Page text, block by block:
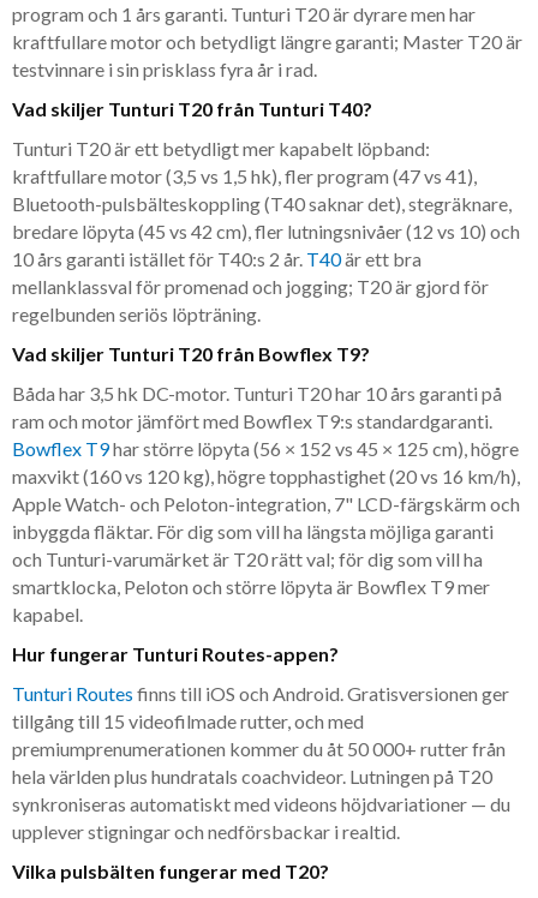
program och 1 års garanti. Tunturi T20 är dyrare men har
kraftfullare motor och betydligt längre garanti; Master T20 är
testvinnare i sin prisklass fyra år i rad.
Vad skiljer Tunturi T20 från Tunturi T40?
Tunturi T20 är ett betydligt mer kapabelt löpband:
kraftfullare motor (3,5 vs 1,5 hk), fler program (47 vs 41),
Bluetooth-pulsbälteskoppling (T40 saknar det), stegräknare,
bredare löpyta (45 vs 42 cm), fler lutningsnivåer (12 vs 10) och
10 års garanti istället för T40:s 2 år. T40är ett bra
mellanklassval för promenad och jogging; T20 är gjord för
regelbunden seriös löpträning.
Vad skiljer Tunturi T20 från Bowflex T9?
Båda har 3,5 hk DC-motor. Tunturi T20 har 10 års garanti på
ram och motor jämfört med Bowflex T9:s standardgaranti.
Bowflex T9har större löpyta (56 × 152 vs 45 × 125 cm), högre
maxvikt (160 vs 120 kg), högre topphastighet (20 vs 16 km/h),
Apple Watch- och Peloton-integration, 7" LCD-färgskärm och
inbyggda fläktar. För dig som vill ha längsta möjliga garanti
och Tunturi-varumärket är T20 rätt val; för dig som vill ha
smartklocka, Peloton och större löpyta är Bowflex T9 mer
kapabel.
Hur fungerar Tunturi Routes-appen?
Tunturi Routes finns till iOS och Android. Gratisversionen ger
tillgång till 15 videofilmade rutter, och med
premiumprenumerationen kommer du åt 50 000+ rutter från
hela världen plus hundratals coachvideor. Lutningen på T20
synkroniseras automatiskt med videons höjdvariationer — du
upplever stigningar och nedförsbackar i realtid.
Vilka pulsbälten fungerar med T20?